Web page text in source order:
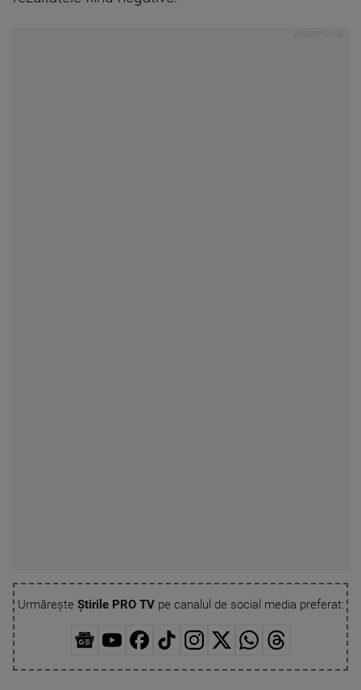
Urmărește Știrile PRO TVpe canalul de social media preferat: